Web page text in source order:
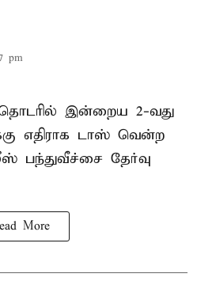
pm
தொடரில் இன்றைய 2-வது
எதிராக டாஸ் வென்ற
பந்துவீச்சை தேர்வு
More